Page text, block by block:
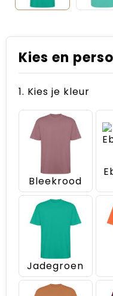
Kies en
1. Kies je kleur
Bleekrood
Jadegroen